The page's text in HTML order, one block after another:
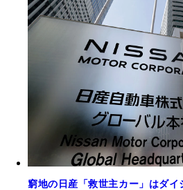
窮地の日産「救世主カー」はダイ